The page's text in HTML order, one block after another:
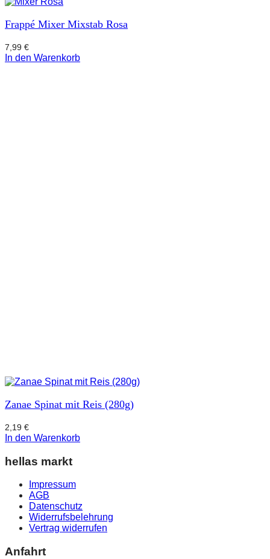
Frappé Mixer Mixstab Rosa
7,99 €
In den Warenkorb
Zanae Spinat mit Reis (280g)
2,19 €
In den Warenkorb
hellas markt
Impressum
AGB
Datenschutz
Widerrufsbelehrung
Vertrag widerrufen
Anfahrt